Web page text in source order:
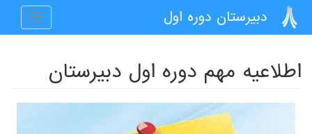
رفتن به محتوای اصلی
دبیرستان دوره اول
Toggle
اطلاعیه مهم دوره اول دبیرستان